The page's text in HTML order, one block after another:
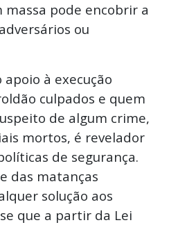
pode encobrir a
ou
à execução
culpados e quem
de algum crime,
mortos, é revelador
de segurança.
das matanças
solução aos
que a partir da Lei